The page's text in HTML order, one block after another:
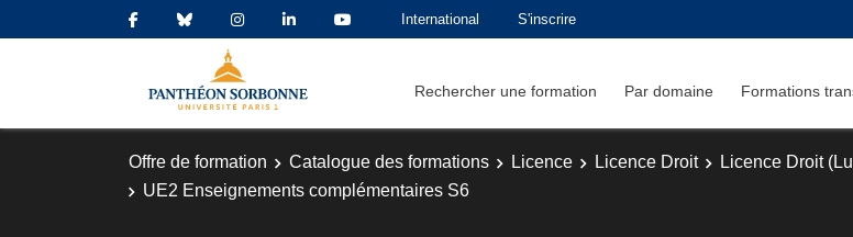
International S'inscrire
Rechercher une formation Par domaine Formations
Offre de formation Catalogue des formations Licence Licence Droit
Licence Droit
UE2 Enseignements complémentaires S6